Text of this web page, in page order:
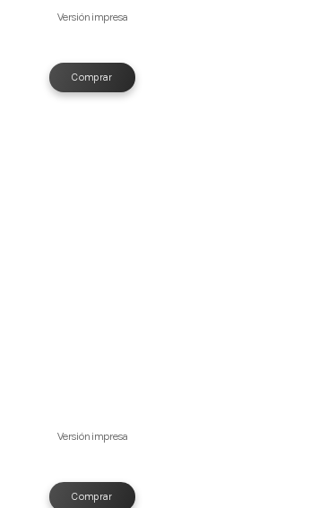
Versión impresa
Comprar
Versión impresa
Comprar